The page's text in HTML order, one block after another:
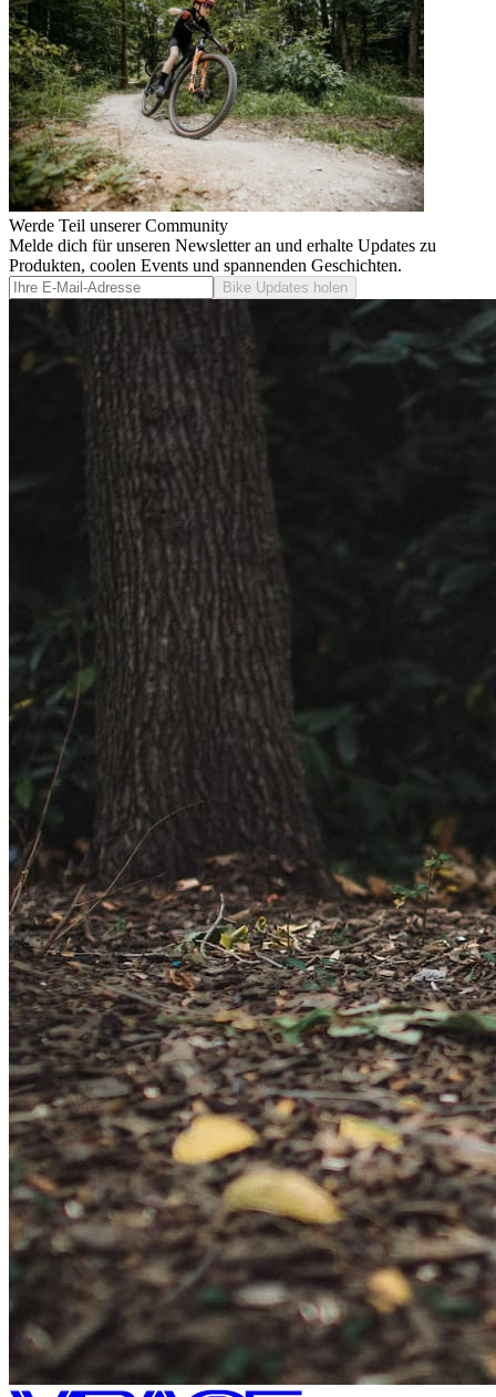
Werde Teil unserer Community
Melde dich für unseren Newsletter an und erhalte Updates zu
Produkten, coolen Events und spannenden Geschichten.
Bike Updates holen